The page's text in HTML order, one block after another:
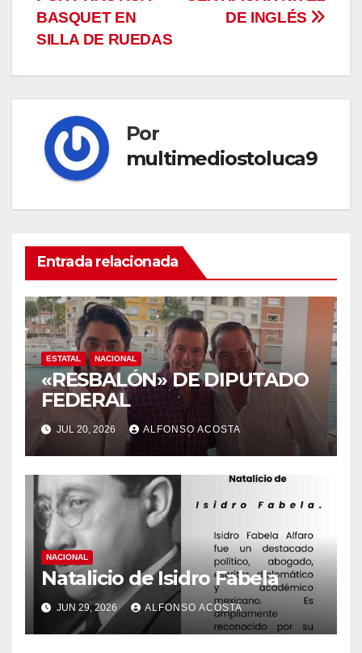
de
entradas
DE INGLÉS
BASQUET EN
SILLA DE RUEDAS
Por
multimediostoluca9
Entrada relacionada
ESTATAL NACIONAL
«RESBALÓN» DE DIPUTADO
FEDERAL
JUL 20, 2026 ALFONSO ACOSTA
NACIONAL
Natalicio de Isidro Fabela
JUN 29, 2026 ALFONSO ACOSTA